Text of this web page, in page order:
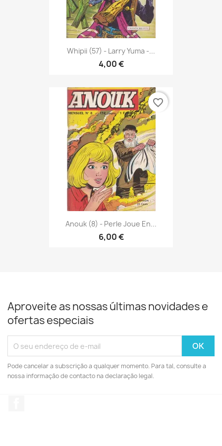
Whipii (57) - Larry Yuma -...
4,00 €
Anouk (8) - Perle Joue En...
6,00 €
favorite_border
Aproveite as nossas últimas novidades e
ofertas especiais
Pode cancelar a subscrição a qualquer momento. Para tal, consulte a
nossa informação de contacto na declaração legal.